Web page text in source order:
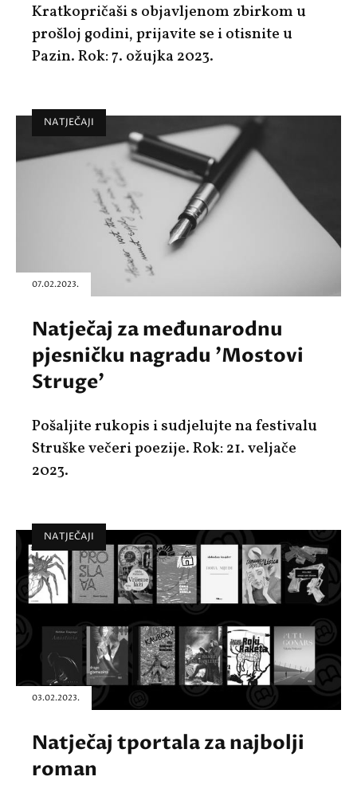
Kratkopričaši s objavljenom zbirkom u
prošloj godini, prijavite se i otisnite u
Pazin. Rok: 7. ožujka 2023.
NATJEČAJI
07.02.2023.
Natječaj za međunarodnu
pjesničku nagradu 'Mostovi
Struge'
Pošaljite rukopis i sudjelujte na festivalu
Struške večeri poezije. Rok: 21. veljače
2023.
NATJEČAJI
03.02.2023.
Natječaj tportala za najbolji
roman